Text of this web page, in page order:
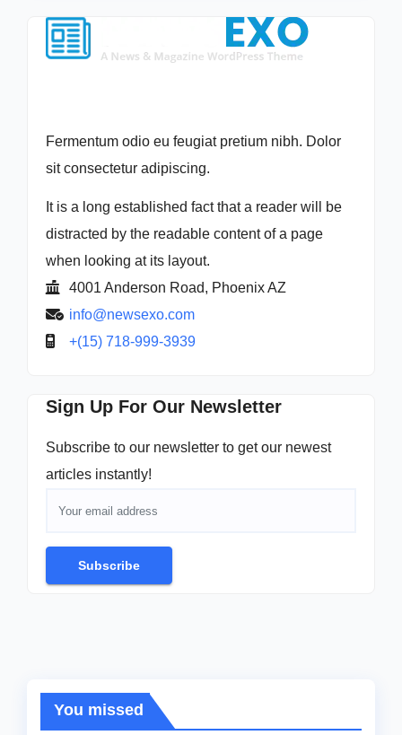
Fermentum odio eu feugiat pretium nibh. Dolor
sit consectetur adipiscing.
It is a long established fact that a reader will be
distracted by the readable content of a page
when looking at its layout.
4001 Anderson Road, Phoenix AZ
info@newsexo.com
+(15) 718-999-3939
Sign Up For Our Newsletter
Subscribe to our newsletter to get our newest
articles instantly!
Subscribe
You missed